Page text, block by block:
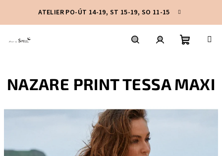
obsah
ATELIER PO-ÚT 14-19, ST 15-19, SO 11-15
košík
NAZARE PRINT TESSA MAXI